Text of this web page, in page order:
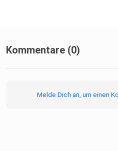
Kommentare (0)
Melde Dich an, um einen